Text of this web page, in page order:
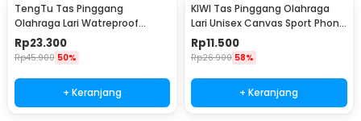
TengTu Tas Pinggang
Olahraga Lari Watreproof
Sports Running Waist Bag -
TK3
Rp23.300
Rp45.900 50%
+ Keranjang
KIWI Tas Pinggang Olahraga
Lari Unisex Canvas Sport Phone
Bag Running - KW206
Rp11.500
Rp26.900 58%
+ Keranjang